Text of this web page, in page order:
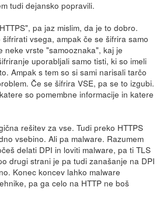
tudi dejansko popravili.
pa jaz mislim, da je to dobro.
vsega, ampak če se šifrira samo
neke vrste "samooznaka", kaj je
uporabljali samo tisti, ki so imeli
Ampak s tem so si sami narisali tarčo
Če se šifrira VSE, pa se to izgubi.
so pomembne informacije in katere
rešitev za vse. Tudi preko HTTPS
vsebino. Ali pa malware. Razumem
delati DPI in loviti malware, pa ti TLS
drugi strani je pa tudi zanašanje na DPI
Konec koncev lahko malware
pa ga celo na HTTP ne boš